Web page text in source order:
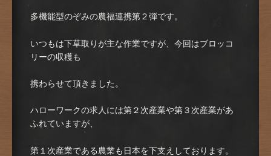
多機能型のぞみの農福連携第２弾です。
いつもは下草取りが主な作業ですが、今回はブロッコ
リーの収穫も
携わらせて頂きました。
ハローワークの求人には第２次産業や第３次産業があ
ふれていますが、
第１次産業である農業も日本を下支えしております。